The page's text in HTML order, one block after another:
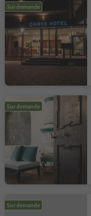
Sur demande
Sur demande
Sur demande